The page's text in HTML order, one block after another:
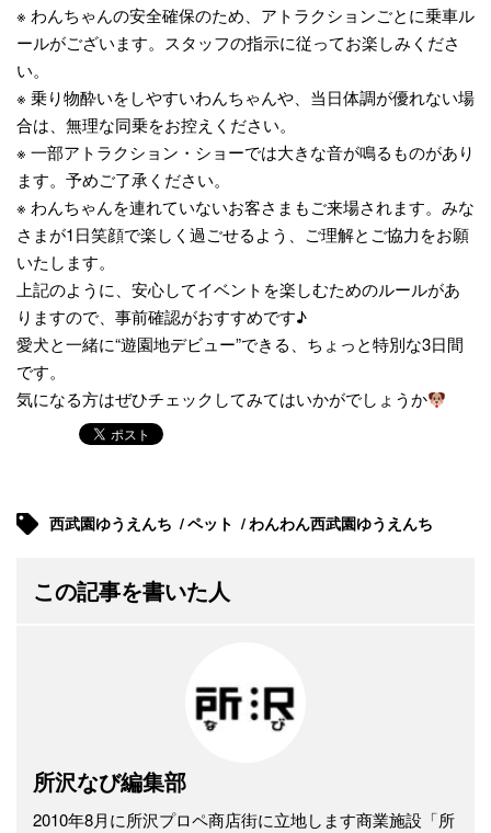
※ わんちゃんの安全確保のため、アトラクションごとに乗車ル
ールがございます。スタッフの指示に従ってお楽しみくださ
い。
※ 乗り物酔いをしやすいわんちゃんや、当日体調が優れない場
合は、無理な同乗をお控えください。
※ 一部アトラクション・ショーでは大きな音が鳴るものがあり
ます。予めご了承ください。
※ わんちゃんを連れていないお客さまもご来場されます。みな
さまが1日笑顔で楽しく過ごせるよう、ご理解とご協力をお願
いたします。
上記のように、安心してイベントを楽しむためのルールがあ
りますので、事前確認がおすすめです♪
愛犬と一緒に“遊園地デビュー”できる、ちょっと特別な3日間
です。
気になる方はぜひチェックしてみてはいかがでしょうか
西武園ゆうえんち ペット わんわん西武園ゆうえんち
この記事を書いた人
所沢なび編集部
2010年8月に所沢プロペ商店街に立地します商業施設「所